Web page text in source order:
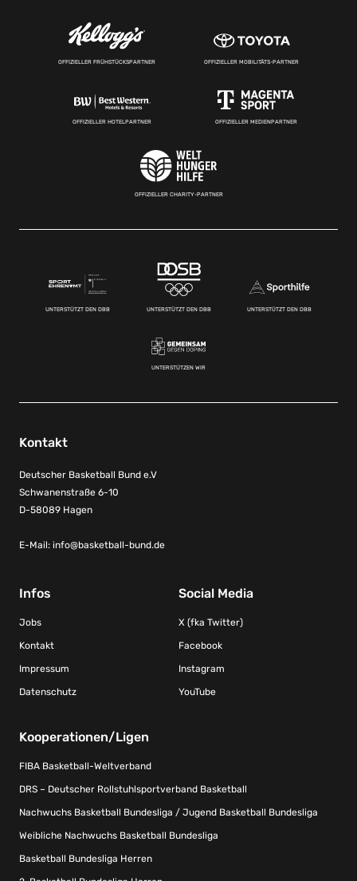
OFFIZIELLER FRÜHSTÜCKSPARTNER OFFIZIELLER MOBILITÄTS-PARTNER
OFFIZIELLER HOTELPARTNER OFFIZIELLER MEDIENPARTNER
OFFIZIELLER CHARITY-PARTNER
UNTERSTÜTZT DEN DBB UNTERSTÜTZT DEN DBB UNTERSTÜTZT DEN DBB
UNTERSTÜTZEN WIR
Kontakt
Deutscher Basketball Bund e.V
Schwanenstraße 6-10
D-58089 Hagen
E-Mail: info@basketball-bund.de
Infos
Jobs
Kontakt
Impressum
Datenschutz
Social Media
X (fka Twitter)
Facebook
Instagram
YouTube
Kooperationen/Ligen
FIBA Basketball-Weltverband
DRS – Deutscher Rollstuhlsportverband Basketball
Nachwuchs Basketball Bundesliga / Jugend Basketball Bundesliga
Weibliche Nachwuchs Basketball Bundesliga
Basketball Bundesliga Herren